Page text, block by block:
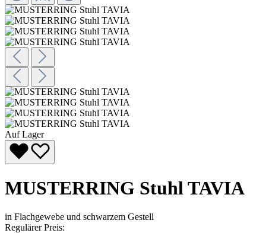
Auf Lager
MUSTERRING Stuhl TAVIA
in Flachgewebe und schwarzem Gestell
Regulärer Preis: